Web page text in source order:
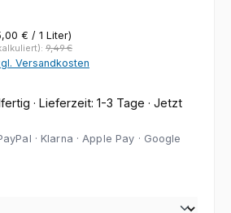
€ / 1 Liter)
9,49 €
Versandkosten
· Lieferzeit: 1-3 Tage · Jetzt
· Klarna · Apple Pay · Google